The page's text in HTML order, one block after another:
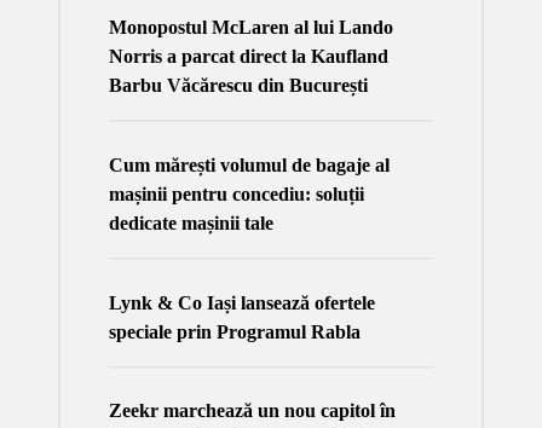
Monopostul McLaren al lui Lando
Norris a parcat direct la Kaufland
Barbu Văcărescu din București
Cum mărești volumul de bagaje al
mașinii pentru concediu: soluții
dedicate mașinii tale
Lynk & Co Iași lansează ofertele
speciale prin Programul Rabla
Zeekr marchează un nou capitol în